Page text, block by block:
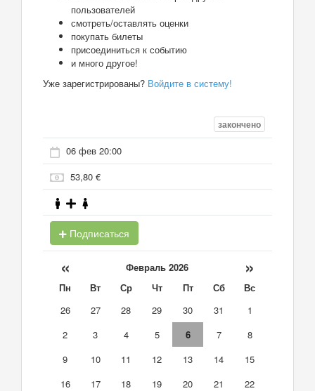
пользователей
смотреть/оставлять оценки
покупать билеты
присоединиться к событию
и много другое!
Уже зарегистрированы? Войдите в систему!
закончено
06 фев 20:00
53,80 €
Подписаться
« Февраль 2026 »
Пн Вт Ср Чт Пт Сб
Вс
26
27 28 29 30 31
1
2
3 4 5 6 7
8
9
10 11 12 13 14
15
16
17 18 19 20 21
22